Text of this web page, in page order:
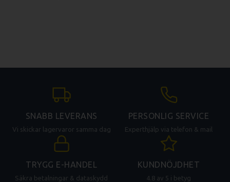
SNABB LEVERANS
Vi skickar lagervaror samma dag
PERSONLIG SERVICE
Experthjälp via telefon & mail
TRYGG E-HANDEL
Säkra betalningar & dataskydd
KUNDNÖJDHET
4.8 av 5 i betyg